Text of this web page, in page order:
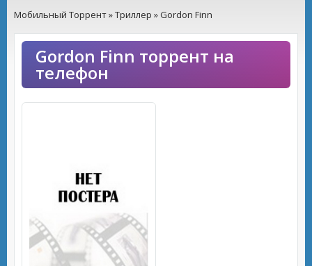
Мобильный Торрент»Триллер » Gordon Finn
Gordon Finn торрент на
телефон